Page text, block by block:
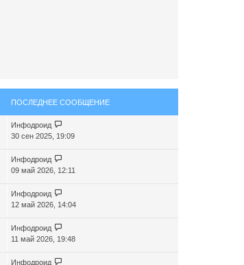
ПОСЛЕДНЕЕ СООБЩЕНИЕ
Инфодроид
30 сен 2025, 19:09
Инфодроид
09 май 2026, 12:11
Инфодроид
12 май 2026, 14:04
Инфодроид
11 май 2026, 19:48
Инфодроид